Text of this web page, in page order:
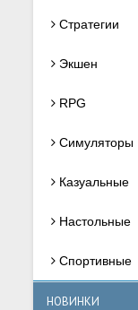
Стратегии
Экшен
RPG
Симуляторы
Казуальные
Настольные
Спортивные
НОВИНКИ